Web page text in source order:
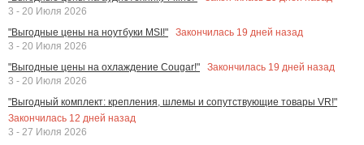
3 - 20 Июля 2026
"Выгодные цены на ноутбуки MSI!"
Закончилась 19 дней назад
3 - 20 Июля 2026
"Выгодные цены на охлаждение Cougar!"
Закончилась 19 дней назад
3 - 20 Июля 2026
"Выгодный комплект: крепления, шлемы и сопутствующие товары VR!"
Закончилась 12 дней назад
3 - 27 Июля 2026